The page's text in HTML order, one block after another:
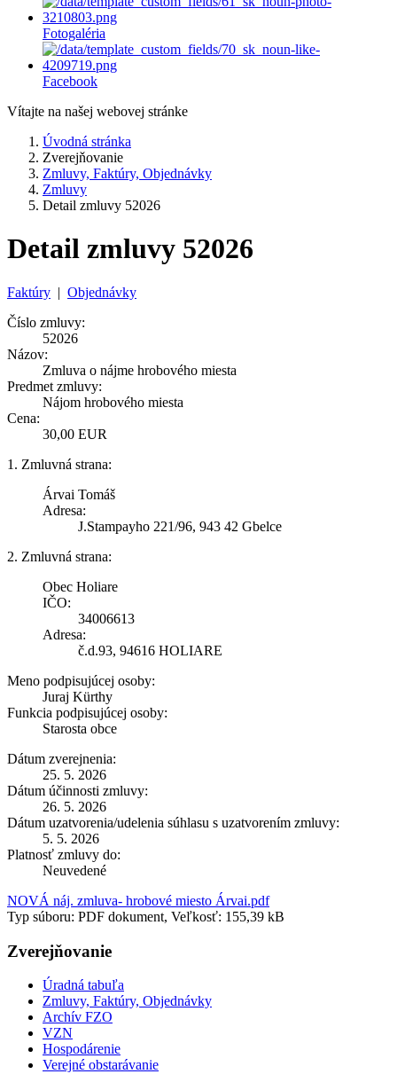
Fotogaléria
Facebook
Vítajte na našej webovej stránke
Úvodná stránka
Zverejňovanie
Zmluvy, Faktúry, Objednávky
Zmluvy
Detail zmluvy 52026
Detail zmluvy 52026
Faktúry | Objednávky
Číslo zmluvy:
52026
Názov:
Zmluva o nájme hrobového miesta
Predmet zmluvy:
Nájom hrobového miesta
Cena:
30,00 EUR
1. Zmluvná strana:
Árvai Tomáš
Adresa:
J.Stampayho 221/96, 943 42 Gbelce
2. Zmluvná strana:
Obec Holiare
IČO:
34006613
Adresa:
č.d.93, 94616 HOLIARE
Meno podpisujúcej osoby:
Juraj Kürthy
Funkcia podpisujúcej osoby:
Starosta obce
Dátum zverejnenia:
25. 5. 2026
Dátum účinnosti zmluvy:
26. 5. 2026
Dátum uzatvorenia/udelenia súhlasu s uzatvorením zmluvy:
5. 5. 2026
Platnosť zmluvy do:
Neuvedené
NOVÁ náj. zmluva- hrobové miesto Árvai.pdf
Typ súboru: PDF dokument, Veľkosť: 155,39 kB
Zverejňovanie
Úradná tabuľa
Zmluvy, Faktúry, Objednávky
Archív FZO
VZN
Hospodárenie
Verejné obstarávanie